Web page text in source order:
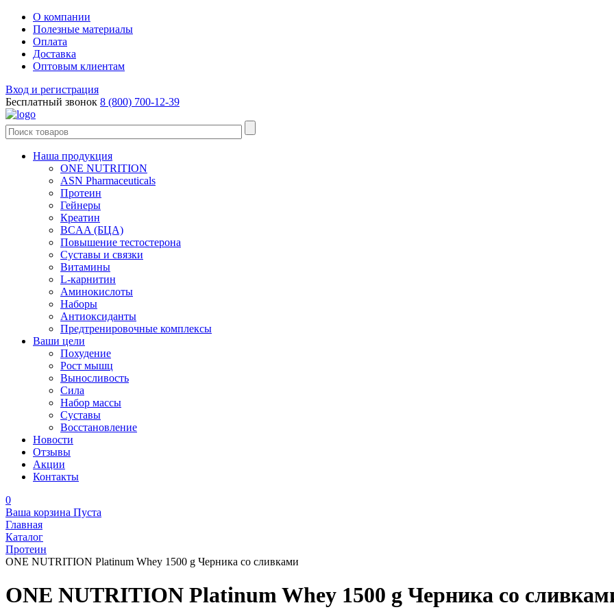
О компании
Полезные материалы
Оплата
Доставка
Оптовым клиентам
Вход и регистрация
Бесплатный звонок 8 (800) 700-12-39
Наша продукция
ONE NUTRITION
ASN Pharmaceuticals
Протеин
Гейнеры
Креатин
BCAA (БЦА)
Повышение тестостерона
Суставы и связки
Витамины
L-карнитин
Аминокислоты
Наборы
Антиоксиданты
Предтренировочные комплексы
Ваши цели
Похудение
Рост мышц
Выносливость
Сила
Набор массы
Суставы
Восстановление
Новости
Отзывы
Акции
Контакты
0
Ваша корзина Пуста
Главная
Каталог
Протеин
ONE NUTRITION Platinum Whey 1500 g Черника со сливками
ONE NUTRITION Platinum Whey 1500 g Черника со